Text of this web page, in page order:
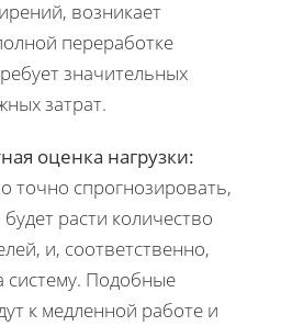
возникает
переработке
значительных
затрат.
оценка нагрузки:
точно спрогнозировать,
расти количество
и, соответственно,
систему. Подобные
к медленной работе и